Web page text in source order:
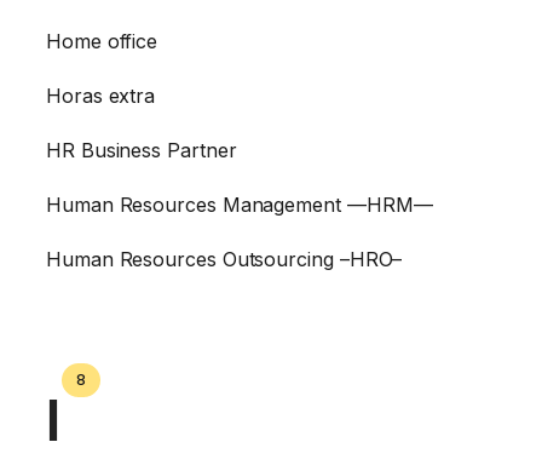
Home office
Horas extra
HR Business Partner
Human Resources Management —HRM—
Human Resources Outsourcing –HRO–
I
8